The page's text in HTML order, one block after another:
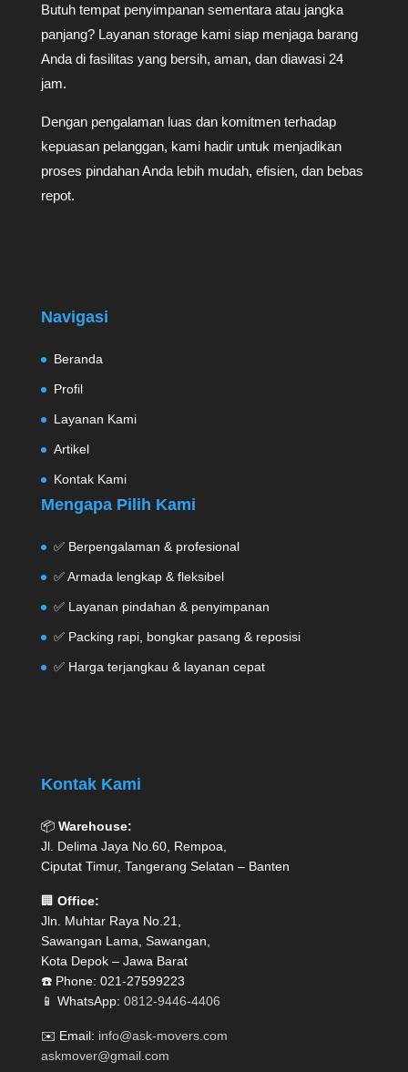
Butuh tempat penyimpanan sementara atau jangka
panjang? Layanan storage kami siap menjaga barang
Anda di fasilitas yang bersih, aman, dan diawasi 24
jam.
Dengan pengalaman luas dan komitmen terhadap
kepuasan pelanggan, kami hadir untuk menjadikan
proses pindahan Anda lebih mudah, efisien, dan bebas
repot.
Navigasi
Beranda
Profil
Layanan Kami
Artikel
Kontak Kami
Mengapa Pilih Kami
✅ Berpengalaman & profesional
✅ Armada lengkap & fleksibel
✅ Layanan pindahan & penyimpanan
✅ Packing rapi, bongkar pasang & reposisi
✅ Harga terjangkau & layanan cepat
Kontak Kami
📦 Warehouse:
Jl. Delima Jaya No.60, Rempoa,
Ciputat Timur, Tangerang Selatan – Banten
🏢 Office:
Jln. Muhtar Raya No.21,
Sawangan Lama, Sawangan,
Kota Depok – Jawa Barat
☎️ Phone: 021-27599223
📱 WhatsApp: 0812-9446-4406
✉️ Email: info@ask-movers.com
askmover@gmail.com